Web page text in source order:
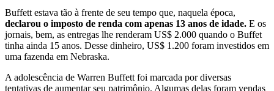
Buffett estava tão à frente de seu tempo que, naquela época,
declarou o imposto de renda com apenas 13 anos de idade. E os
jornais, bem, as entregas lhe renderam US$ 2.000 quando o Buffet
tinha ainda 15 anos. Desse dinheiro, US$ 1.200 foram investidos em
uma fazenda em Nebraska.
A adolescência de Warren Buffett foi marcada por diversas
tentativas de aumentar seu patrimônio. Algumas delas foram vendas